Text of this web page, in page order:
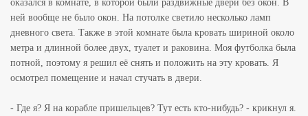
оказался в комнате, в которой были раздвижные двери без окон. В
ней вообще не было окон. На потолке светило несколько ламп
дневного света. Также в этой комнате была кровать шириной около
метра и длинной более двух, туалет и раковина. Моя футболка была
потной, поэтому я решил её снять и положить на эту кровать. Я
осмотрел помещение и начал стучать в двери.
- Где я? Я на корабле пришельцев? Тут есть кто-нибудь? - крикнул я.